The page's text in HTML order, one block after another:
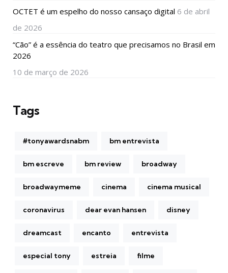
OCTET é um espelho do nosso cansaço digital 6 de abril
de 2026
“Cão” é a essência do teatro que precisamos no Brasil em
2026
10 de março de 2026
Tags
#tonyawardsnabm bm entrevista
bm escreve bm review broadway
broadwaymeme cinema cinema musical
coronavirus dear evan hansen disney
dreamcast encanto entrevista
especial tony estreia filme